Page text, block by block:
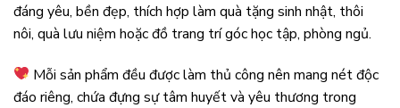
đáng yêu, bền đẹp, thích hợp làm quà tặng sinh nhật, thôi
nôi, quà lưu niệm hoặc đồ trang trí góc học tập, phòng ngủ.
Mỗi sản phẩm đều được làm thủ công nên mang nét độc
đáo riêng, chứa đựng sự tâm huyết và yêu thương trong